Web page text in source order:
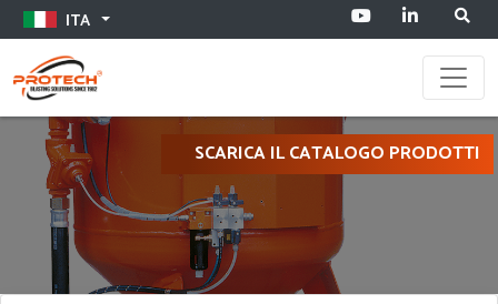
ITA
SCARICA IL CATALOGO PRODOTTI